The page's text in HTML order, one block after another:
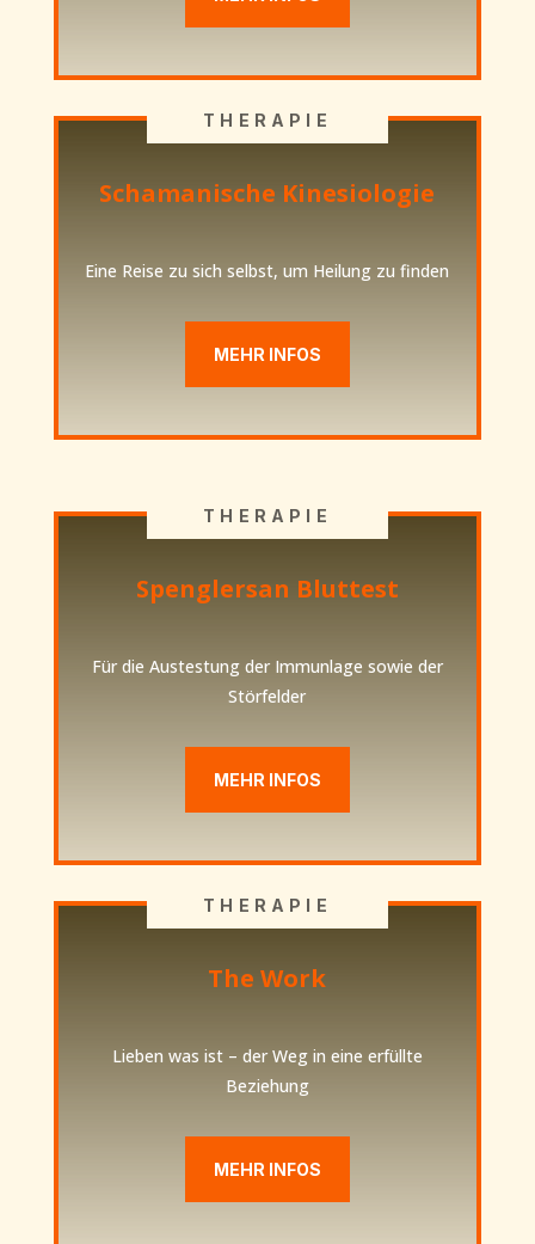
THERAPIE
Schamanische Kinesiologie
Eine Reise zu sich selbst, um Heilung zu finden
MEHR INFOS
THERAPIE
Spenglersan Bluttest
Für die Austestung der Immunlage sowie der
Störfelder
MEHR INFOS
THERAPIE
The Work
Lieben was ist – der Weg in eine erfüllte
Beziehung
MEHR INFOS